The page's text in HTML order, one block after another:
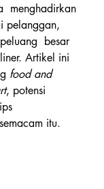
menghadirkan
pelanggan,
besar
Artikel ini
food and
, potensi
itu.